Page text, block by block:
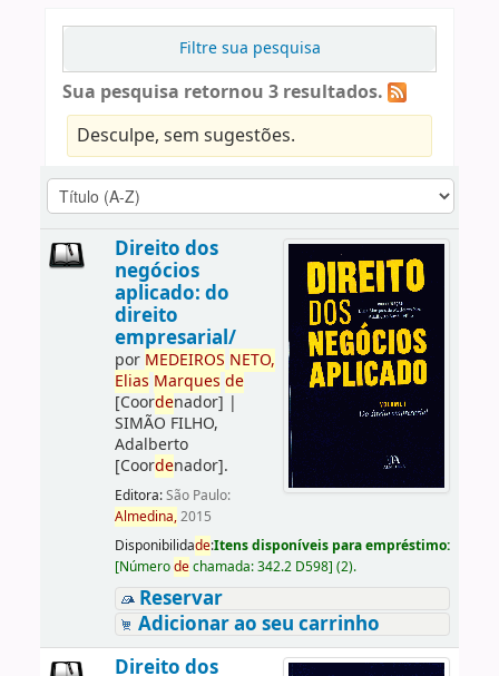
Filtre sua pesquisa
Sua pesquisa retornou 3 resultados.
Desculpe, sem sugestões.
Direito dos
negócios
aplicado: do
direito
empresarial/
por MEDEIROS NETO,
Elias Marques de
[Coordenador] |
SIMÃO FILHO,
Adalberto
[Coordenador].
Editora:São Paulo:
Almedina,2015
Disponibilidade:Itens disponíveis para empréstimo:
[Númerodechamada:342.2 D598] (2).
Reservar
Adicionar ao seu carrinho
Direito dos